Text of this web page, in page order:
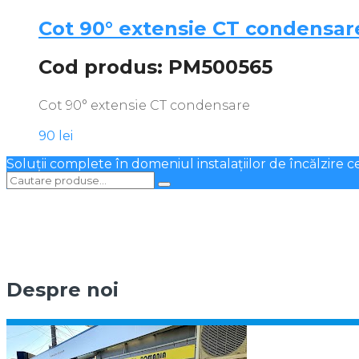
Cot 90° extensie CT
Cod produs: PM500565
Cot 90° extensie CT condensare
90 lei
Soluții complete în domeniul instalațiilor de încălzire
Despre noi